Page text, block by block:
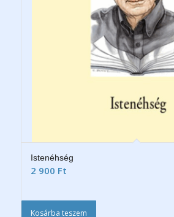
Istenéhség
2 900 Ft
Kosárba teszem